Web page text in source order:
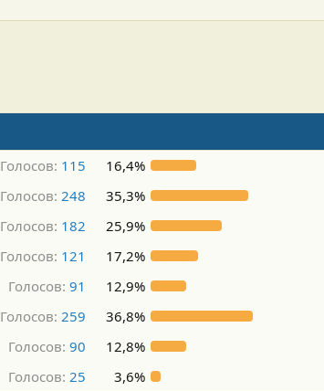
Голосов: 115
16,4%
Голосов: 248
35,3%
Голосов: 182
25,9%
Голосов: 121
17,2%
Голосов: 91
12,9%
Голосов: 259
36,8%
Голосов: 90
12,8%
Голосов: 25 3,6%